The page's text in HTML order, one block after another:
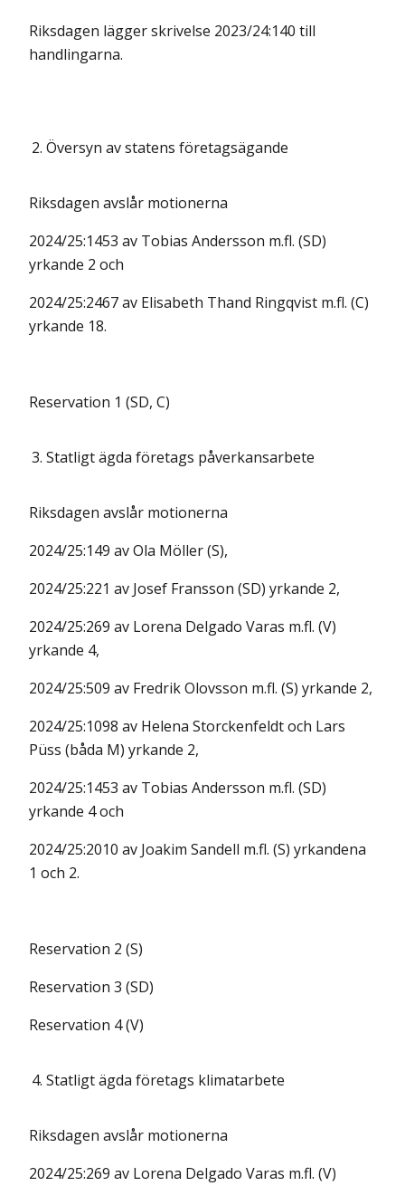
Riksdagen lägger skrivelse 2023/24:140 till
handlingarna.
2. Översyn av statens företagsägande
Riksdagen avslår motionerna
2024/25:1453 av Tobias Andersson m.fl. (SD)
yrkande 2 och
2024/25:2467 av Elisabeth Thand Ringqvist m.fl. (C)
yrkande 18.
Reservation 1 (SD, C)
3. Statligt ägda företags påverkansarbete
Riksdagen avslår motionerna
2024/25:149 av Ola Möller (S),
2024/25:221 av Josef Fransson (SD) yrkande 2,
2024/25:269 av Lorena Delgado Varas m.fl. (V)
yrkande 4,
2024/25:509 av Fredrik Olovsson m.fl. (S) yrkande 2,
2024/25:1098 av Helena Storckenfeldt och Lars
Püss (båda M) yrkande 2,
2024/25:1453 av Tobias Andersson m.fl. (SD)
yrkande 4 och
2024/25:2010 av Joakim Sandell m.fl. (S) yrkandena
1 och 2.
Reservation 2 (S)
Reservation 3 (SD)
Reservation 4 (V)
4. Statligt ägda företags klimatarbete
Riksdagen avslår motionerna
2024/25:269 av Lorena Delgado Varas m.fl. (V)